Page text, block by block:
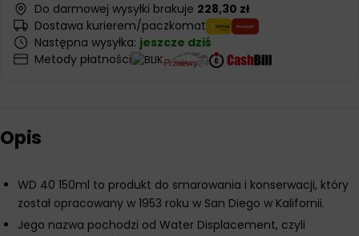
Do darmowej wysyłki brakuje 228,30 zł
Dostawa kurierem/paczkomat
Następna wysyłka: jeszcze dziś
Metody płatności
Opis
WD 40 150ml to produkt do smarowania i konserwacji, który
został opracowany w 1953 roku w San Diego w Kalifornii.
Jego nazwa pochodzi od Water Displacement, czyli